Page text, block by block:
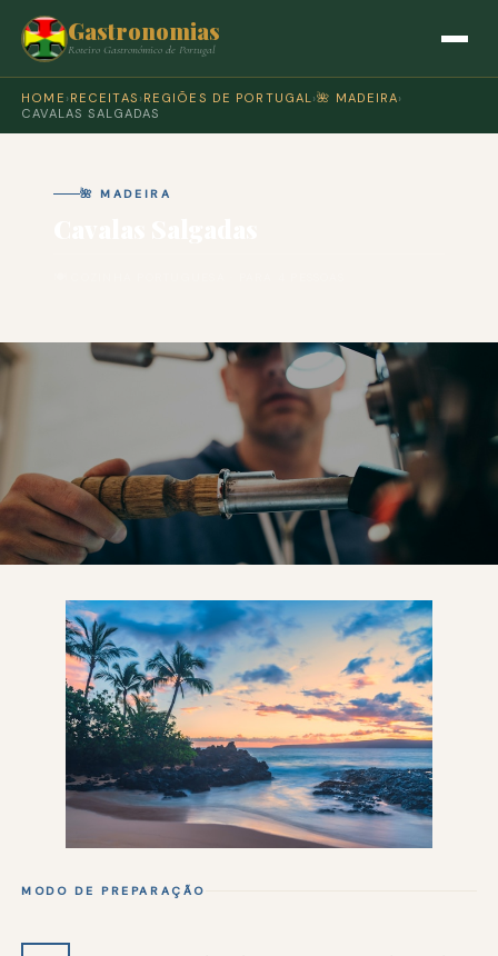
Gastronomias
Roteiro Gastronómico de Portugal
HOME › RECEITAS › REGIÕES DE PORTUGAL›🌺 MADEIRA›
CAVALAS SALGADAS
🌺 MADEIRA
MODO DE PREPARAÇÃO